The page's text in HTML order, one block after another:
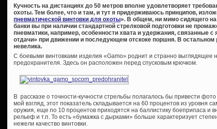
Кучность на дистанциях до 50 метров вполне удовлетворяет
охоты. Тем более, что и там, и тут я придерживаюсь принципов,
пневматической винтовки для охоты». В общем, ни мимо сидящего
банки вы при наличии стандартной стрелковой подготовки не
пневматики, например, особенности хвата и удержания, связанные
отдачи» при движении и последующем отскоке поршня. В
невелика.
С боевыми винтовками изделия «Gamo» роднит и странно выглядящее
предохранителя. Здесь он расположен перед спусковым крючком.
В рассказе о точности-кучности стрельбы полагалось бы привести
мой взгляд, этот показатель складывается на 60 процентов из уровня
оружия, еще по 10 процентов приходятся на баллистику боеприпаса и
рельеф и т.п. То есть «бумажка с дырками» больше характеризует
нежели качество винтовки.